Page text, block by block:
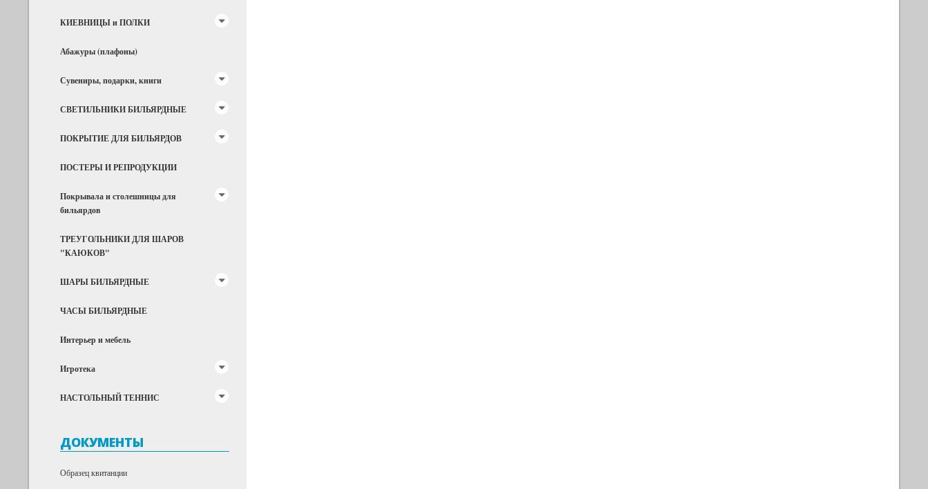
КИЕВНИЦЫ и ПОЛКИ
Абажуры (плафоны)
Сувениры, подарки, книги
СВЕТИЛЬНИКИ БИЛЬЯРДНЫЕ
ПОКРЫТИЕ ДЛЯ БИЛЬЯРДОВ
ПОСТЕРЫ И РЕПРОДУКЦИИ
Покрывала и столешницы для
бильярдов
ТРЕУГОЛЬНИКИ ДЛЯ ШАРОВ
"КАЮКОВ"
ШАРЫ БИЛЬЯРДНЫЕ
ЧАСЫ БИЛЬЯРДНЫЕ
Интерьер и мебель
Игротека
НАСТОЛЬНЫЙ ТЕННИС
ДОКУМЕНТЫ
Образец квитанции